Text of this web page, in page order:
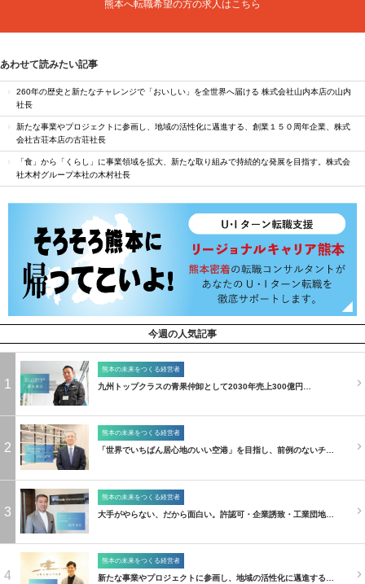
熊本へ転職希望の方の求人はこちら
あわせて読みたい記事
260年の歴史と新たなチャレンジで「おいしい」を全世界へ届ける 株式会社山内本店の山内
社長
新たな事業やプロジェクトに参画し、地域の活性化に邁進する、創業１５０周年企業、株式
会社古荘本店の古荘社長
「食」から「くらし」に事業領域を拡大、新たな取り組みで持続的な発展を目指す。株式会
社木村グループ本社の木村社長
今週の人気記事
1
熊本の未来をつくる経営者
九州トップクラスの青果仲卸として2030年売上300億円…
2
熊本の未来をつくる経営者
「世界でいちばん居心地のいい空港」を目指し、前例のないチ…
3
熊本の未来をつくる経営者
大手がやらない、だから面白い。許認可・企業誘致・工業団地…
4
熊本の未来をつくる経営者
新たな事業やプロジェクトに参画し、地域の活性化に邁進する…